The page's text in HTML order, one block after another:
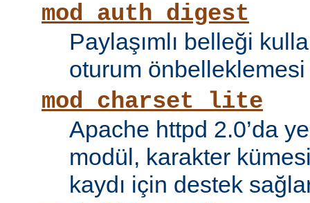
mod_auth_digest
Paylaşımlı belleği
oturum
mod_charset_lite
Apache httpd 2.0’da
modül, karakter
kaydı için destek